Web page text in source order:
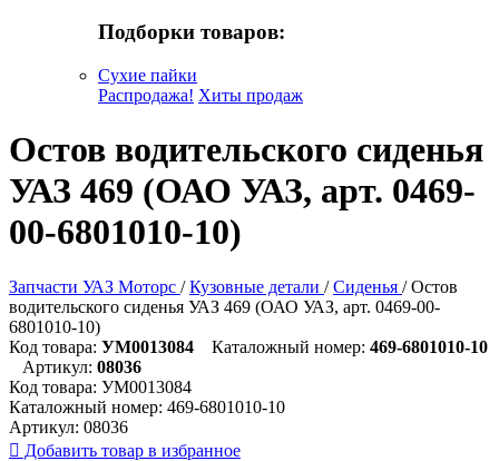
Подборки товаров:
Сухие пайки
Распродажа! Хиты продаж
Остов водительского сиденья
УАЗ 469 (ОАО УАЗ, арт. 0469-
00-6801010-10)
Запчасти УАЗ Моторс / Кузовные детали / Сиденья / Остов
водительского сиденья УАЗ 469 (ОАО УАЗ, арт. 0469-00-
6801010-10)
Код товара: УМ0013084 Каталожный номер: 469-6801010-10
Артикул: 08036
Код товара: УМ0013084
Каталожный номер: 469-6801010-10
Артикул: 08036
 Добавить товар в избранное